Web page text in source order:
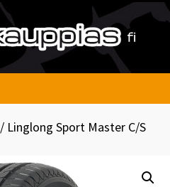
/ Linglong Sport Master C/S